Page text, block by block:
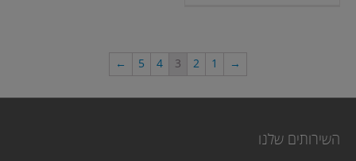
→
1
2
3
4
5
←
השירותים שלנו